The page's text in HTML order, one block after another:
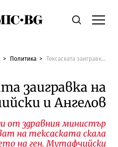
Economic.bgТърсене
Политика Тексаската заигравка на Мутафчийски и Ангелов
заигравка на
и Ангелов
от здравния министър
на тексаската скала
на ген. Мутафчийски